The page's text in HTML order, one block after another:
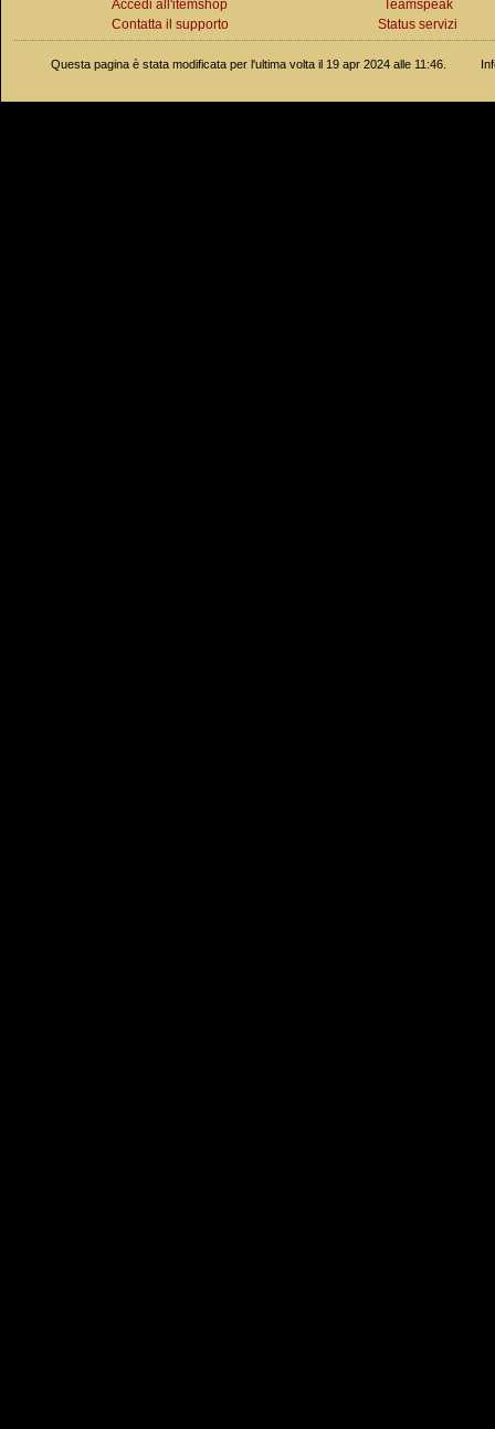
Accedi all'itemshop
Contatta il supporto
Teamspeak
Status servizi
Questa pagina è stata modificata per l'ultima volta il 19 apr 2024 alle 11:46.